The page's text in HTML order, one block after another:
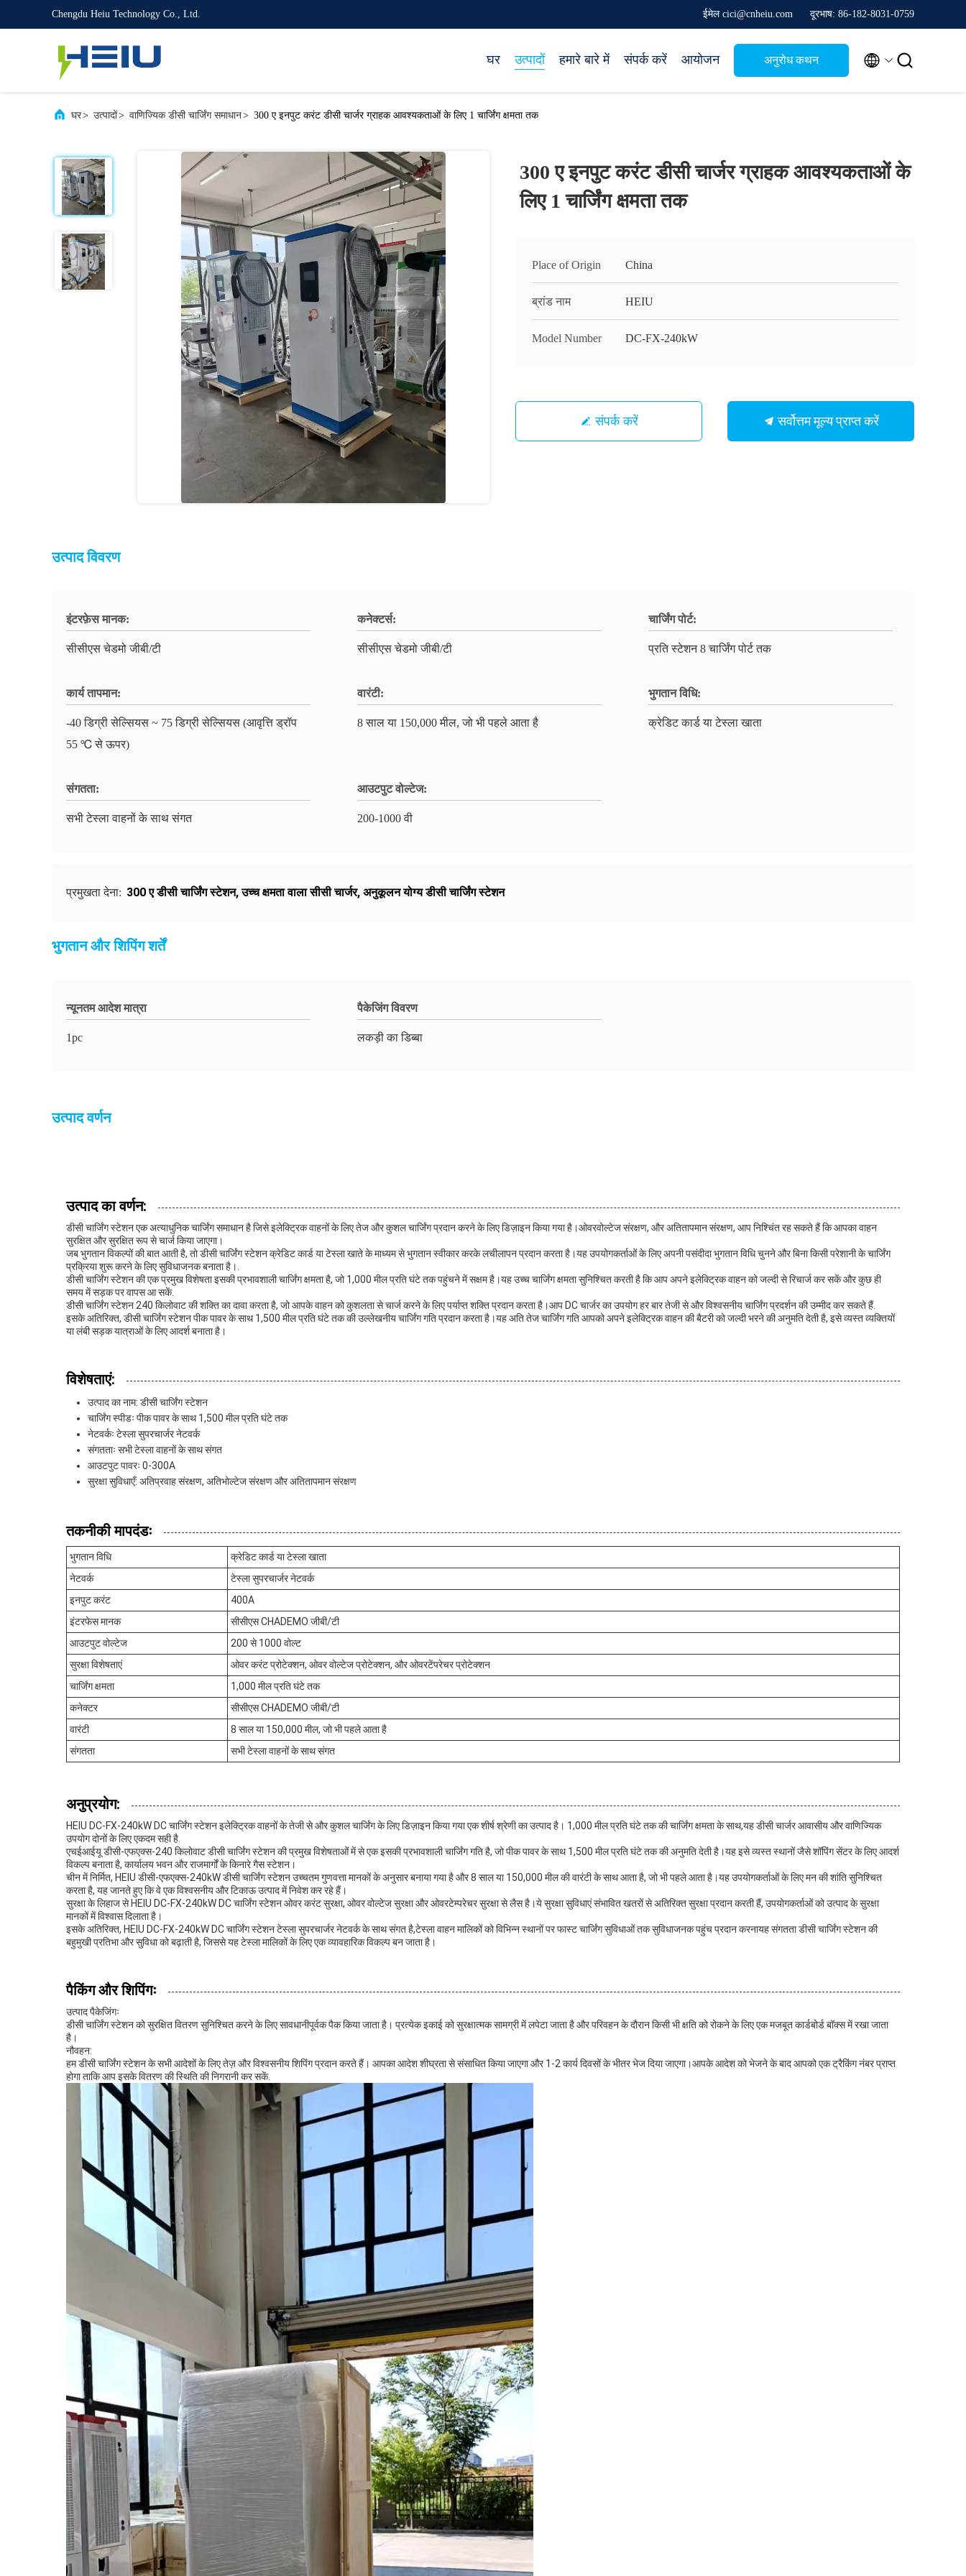
Chengdu Heiu Technology Co., Ltd. ईमेल cici@cnheiu.com दूरभाष: 86-182-8031-0759
घर उत्पादों हमारे बारे में संपर्क करें आयोजन अनुरोध कथन  
घर> उत्पादों> वाणिज्यिक डीसी चार्जिंग समाधान> 300 ए इनपुट करंट डीसी चार्जर ग्राहक आवश्यकताओं के लिए 1 चार्जिंग क्षमता तक
300 ए इनपुट करंट डीसी चार्जर ग्राहक आवश्यकताओं के
लिए 1 चार्जिंग क्षमता तक
Place of Origin China
ब्रांड नाम HEIU
Model Number DC-FX-240kW
संपर्क करें सर्वोत्तम मूल्य प्राप्त करें
उत्पाद विवरण
इंटरफ़ेस मानक:
सीसीएस चेडमो जीबी/टी
कनेक्टर्स:
सीसीएस चेडमो जीबी/टी
चार्जिंग पोर्ट:
प्रति स्टेशन 8 चार्जिंग पोर्ट तक
कार्य तापमान:
-40 डिग्री सेल्सियस ~ 75 डिग्री सेल्सियस (आवृत्ति ड्रॉप
55 ℃ से ऊपर)
वारंटी:
8 साल या 150,000 मील, जो भी पहले आता है
भुगतान विधि:
क्रेडिट कार्ड या टेस्ला खाता
संगतता:
सभी टेस्ला वाहनों के साथ संगत
आउटपुट वोल्टेज:
200-1000 वी
प्रमुखता देना: 300 ए डीसी चार्जिंग स्टेशन,उच्च क्षमता वाला सीसी चार्जर, अनुकूलन योग्य डीसी चार्जिंग स्टेशन
भुगतान और शिपिंग शर्तें
न्यूनतम आदेश मात्रा
1pc
पैकेजिंग विवरण
लकड़ी का डिब्बा
उत्पाद वर्णन
उत्पाद का वर्णन:
डीसी चार्जिंग स्टेशन एक अत्याधुनिक चार्जिंग समाधान है जिसे इलेक्ट्रिक वाहनों के लिए तेज और कुशल चार्जिंग प्रदान करने के लिए डिज़ाइन किया गया है।ओवरवोल्टेज संरक्षण, और अतितापमान संरक्षण, आप निश्चिंत रह सकते हैं कि आपका वाहन
सुरक्षित और सुरक्षित रूप से चार्ज किया जाएगा।
जब भुगतान विकल्पों की बात आती है, तो डीसी चार्जिंग स्टेशन क्रेडिट कार्ड या टेस्ला खाते के माध्यम से भुगतान स्वीकार करके लचीलापन प्रदान करता है।यह उपयोगकर्ताओं के लिए अपनी पसंदीदा भुगतान विधि चुनने और बिना किसी परेशानी के चार्जिंग
प्रक्रिया शुरू करने के लिए सुविधाजनक बनाता है।.
डीसी चार्जिंग स्टेशन की एक प्रमुख विशेषता इसकी प्रभावशाली चार्जिंग क्षमता है, जो 1,000 मील प्रति घंटे तक पहुंचने में सक्षम है।यह उच्च चार्जिंग क्षमता सुनिश्चित करती है कि आप अपने इलेक्ट्रिक वाहन को जल्दी से रिचार्ज कर सकें और कुछ ही
समय में सड़क पर वापस आ सकें.
डीसी चार्जिंग स्टेशन 240 किलोवाट की शक्ति का दावा करता है, जो आपके वाहन को कुशलता से चार्ज करने के लिए पर्याप्त शक्ति प्रदान करता है।आप DC चार्जर का उपयोग हर बार तेजी से और विश्वसनीय चार्जिंग प्रदर्शन की उम्मीद कर सकते हैं.
इसके अतिरिक्त, डीसी चार्जिंग स्टेशन पीक पावर के साथ 1,500 मील प्रति घंटे तक की उल्लेखनीय चार्जिंग गति प्रदान करता है।यह अति तेज चार्जिंग गति आपको अपने इलेक्ट्रिक वाहन की बैटरी को जल्दी भरने की अनुमति देती है, इसे व्यस्त व्यक्तियों
या लंबी सड़क यात्राओं के लिए आदर्श बनाता है।
विशेषताएं:
उत्पाद का नाम: डीसी चार्जिंग स्टेशन
चार्जिंग स्पीडः पीक पावर के साथ 1,500 मील प्रति घंटे तक
नेटवर्कः टेस्ला सुपरचार्जर नेटवर्क
संगतताः सभी टेस्ला वाहनों के साथ संगत
आउटपुट पावरः 0-300A
सुरक्षा सुविधाएँ: अतिप्रवाह संरक्षण, अतिभोल्टेज संरक्षण और अतितापमान संरक्षण
तकनीकी मापदंडः
भुगतान विधि
क्रेडिट कार्ड या टेस्ला खाता
नेटवर्क
टेस्ला सुपरचार्जर नेटवर्क
इनपुट करंट
400A
इंटरफेस मानक
सीसीएस CHADEMO जीबी/टी
आउटपुट वोल्टेज
200 से 1000 वोल्ट
सुरक्षा विशेषताएं
ओवर करंट प्रोटेक्शन, ओवर वोल्टेज प्रोटेक्शन, और ओवरटेंपरेचर प्रोटेक्शन
चार्जिंग क्षमता
1,000 मील प्रति घंटे तक
कनेक्टर
सीसीएस CHADEMO जीबी/टी
वारंटी
8 साल या 150,000 मील, जो भी पहले आता है
संगतता
सभी टेस्ला वाहनों के साथ संगत
अनुप्रयोग:
HEIU DC-FX-240kW DC चार्जिंग स्टेशन इलेक्ट्रिक वाहनों के तेजी से और कुशल चार्जिंग के लिए डिज़ाइन किया गया एक शीर्ष श्रेणी का उत्पाद है। 1,000 मील प्रति घंटे तक की चार्जिंग क्षमता के साथ,यह डीसी चार्जर आवासीय और वाणिज्यिक
उपयोग दोनों के लिए एकदम सही है.
एचईआईयू डीसी-एफएक्स-240 किलोवाट डीसी चार्जिंग स्टेशन की प्रमुख विशेषताओं में से एक इसकी प्रभावशाली चार्जिंग गति है, जो पीक पावर के साथ 1,500 मील प्रति घंटे तक की अनुमति देती है।यह इसे व्यस्त स्थानों जैसे शॉपिंग सेंटर के लिए आदर्श
विकल्प बनाता है, कार्यालय भवन और राजमार्गों के किनारे गैस स्टेशन।
चीन में निर्मित, HEIU डीसी-एफएक्स-240kW डीसी चार्जिंग स्टेशन उच्चतम गुणवत्ता मानकों के अनुसार बनाया गया है और 8 साल या 150,000 मील की वारंटी के साथ आता है, जो भी पहले आता है।यह उपयोगकर्ताओं के लिए मन की शांति सुनिश्चित
करता है, यह जानते हुए कि वे एक विश्वसनीय और टिकाऊ उत्पाद में निवेश कर रहे हैं।
सुरक्षा के लिहाज से HEIU DC-FX-240kW DC चार्जिंग स्टेशन ओवर करंट सुरक्षा, ओवर वोल्टेज सुरक्षा और ओवरटेम्परेचर सुरक्षा से लैस है।ये सुरक्षा सुविधाएं संभावित खतरों से अतिरिक्त सुरक्षा प्रदान करती हैं, उपयोगकर्ताओं को उत्पाद के सुरक्षा
मानकों में विश्वास दिलाता है।
इसके अतिरिक्त, HEIU DC-FX-240kW DC चार्जिंग स्टेशन टेस्ला सुपरचार्जर नेटवर्क के साथ संगत है,टेस्ला वाहन मालिकों को विभिन्न स्थानों पर फास्ट चार्जिंग सुविधाओं तक सुविधाजनक पहुंच प्रदान करनायह संगतता डीसी चार्जिंग स्टेशन की
बहुमुखी प्रतिभा और सुविधा को बढ़ाती है, जिससे यह टेस्ला मालिकों के लिए एक व्यावहारिक विकल्प बन जाता है।
पैकिंग और शिपिंगः
उत्पाद पैकेजिंगः
डीसी चार्जिंग स्टेशन को सुरक्षित वितरण सुनिश्चित करने के लिए सावधानीपूर्वक पैक किया जाता है। प्रत्येक इकाई को सुरक्षात्मक सामग्री में लपेटा जाता है और परिवहन के दौरान किसी भी क्षति को रोकने के लिए एक मजबूत कार्डबोर्ड बॉक्स में रखा जाता
है।
नौवहन:
हम डीसी चार्जिंग स्टेशन के सभी आदेशों के लिए तेज़ और विश्वसनीय शिपिंग प्रदान करते हैं। आपका आदेश शीघ्रता से संसाधित किया जाएगा और 1-2 कार्य दिवसों के भीतर भेज दिया जाएगा।आपके आदेश को भेजने के बाद आपको एक ट्रैकिंग नंबर प्राप्त
होगा ताकि आप इसके वितरण की स्थिति की निगरानी कर सकें.